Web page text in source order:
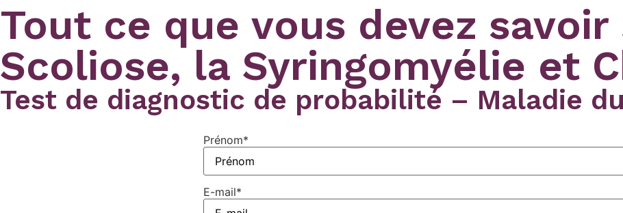
Tout ce que vous devez savoir
Scoliose, la Syringomyélie et
Test de diagnostic de probabilité – Maladie
Prénom*
E-mail*